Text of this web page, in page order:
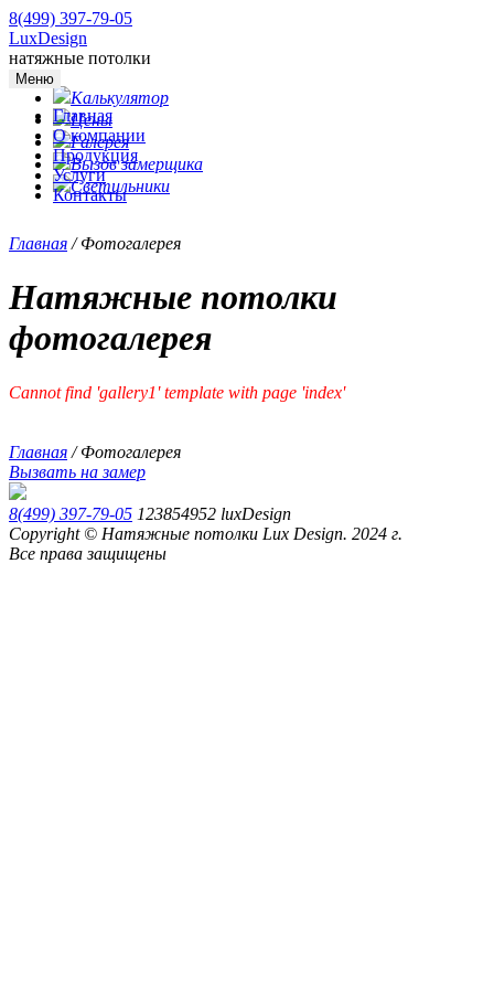
8(499) 397-79-05
LuxDesign
натяжные потолки
Меню
Главная
О компании
Продукция
Услуги
Контакты
Калькулятор
Цены
Галерея
Вызов замерщика
Светильники
Главная /Фотогалерея
Натяжные потолки
фотогалерея
Cannot find 'gallery1' template with page 'index'
Главная /Фотогалерея
Вызвать на замер
8(499) 397-79-05 123854952 luxDesign
Copyright © Натяжные потолки Lux Design. 2024 г.
Все права защищены